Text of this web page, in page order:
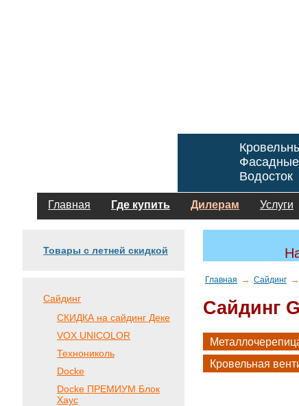
Водосток
Главная Где купить Дилерам Услуги
Товары с летней скидкой
Сайдинг
СКИДКА на сайдинг Деке
VOX UNICOLOR
Технониколь
Docke
Docke ПРЕМИУМ Блок
Хаус
Главная → Сайдинг →
Сайдинг
Кровельная